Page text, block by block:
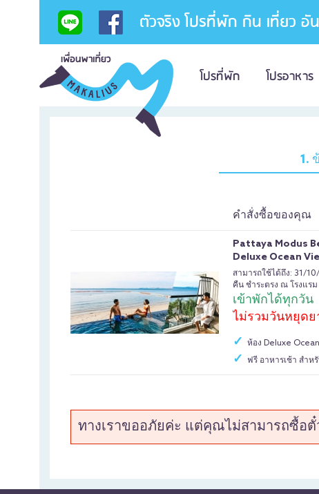
ตัวจริง โปรที่พัก กิน เที่ยว อั
โปรที่พัก โปรอาหาร
1.
คำสั่งซื้อของคุณ
Pattaya Modus
Deluxe Ocean
สามารถใช้ได้ถึง: 31/
คืน ชำระตรง ณ โรงแรม
เข้าพักได้ทุกวัน
ไม่รวมวันหยุด
ห้อง Deluxe
ฟรี อาหารเช้า สำห
ฟรี พายเรือคายัค
ฟรี Game room
ทางเราขออภัยค่ะ แต่คุณไม่สามารถซื้อ